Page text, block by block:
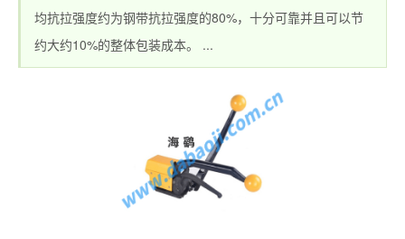
均抗拉强度约为钢带抗拉强度的80%，十分可靠并且可以节
约大约10%的整体包装成本。 ...